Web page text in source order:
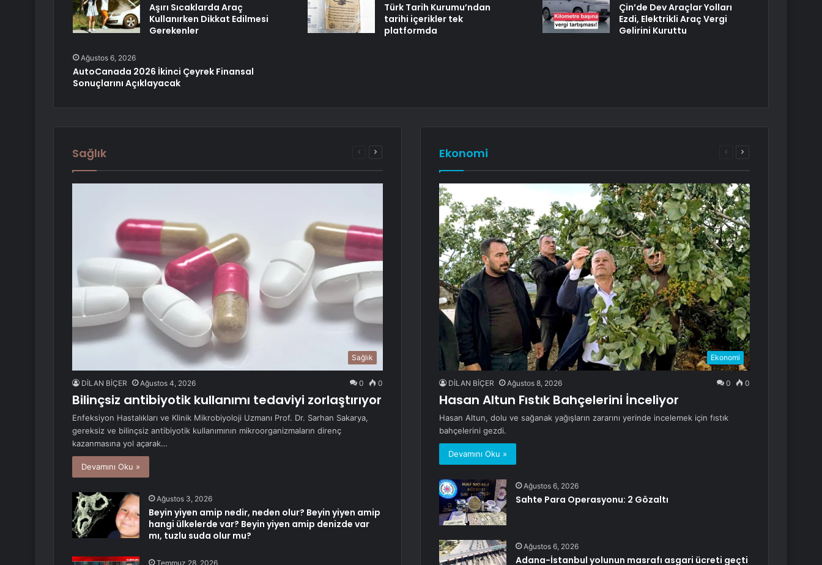
Aşırı Sıcaklarda Araç
Kullanırken Dikkat Edilmesi
Gerekenler
Türk Tarih Kurumu’ndan
tarihi içerikler tek
platformda
Çin’de Dev Araçlar Yolları
Ezdi, Elektrikli Araç Vergi
Gelirini Kuruttu
Ağustos 6, 2026
AutoCanada 2026 İkinci Çeyrek Finansal
Sonuçlarını Açıklayacak
Sağlık
ÖncekiSonraki
Sağlık
DİLAN BİÇER Ağustos 4, 2026 0 0
Bilinçsiz antibiyotik kullanımı tedaviyi zorlaştırıyor
Enfeksiyon Hastalıkları ve Klinik Mikrobiyoloji Uzmanı Prof. Dr. Sarhan Sakarya,
gereksiz ve bilinçsiz antibiyotik kullanımının mikroorganizmaların direnç
kazanmasına yol açarak…
Devamını Oku »
Ağustos 3, 2026
Beyin yiyen amip nedir, neden olur? Beyin yiyen amip
hangi ülkelerde var? Beyin yiyen amip denizde var
mı, tuzlu suda olur mu?
Temmuz 28, 2026
Ekonomi
ÖncekiSonraki
Ekonomi
DİLAN BİÇER Ağustos 8, 2026 0 0
Hasan Altun Fıstık Bahçelerini İnceliyor
Hasan Altun, dolu ve sağanak yağışların zararını yerinde incelemek için fıstık
bahçelerini gezdi.
Devamını Oku »
Ağustos 6, 2026
Sahte Para Operasyonu: 2 Gözaltı
Ağustos 6, 2026
Adana-İstanbul yolunun masrafı asgari ücreti geçti